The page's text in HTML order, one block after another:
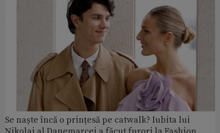
Se naște încă o prințesă pe catwalk? Iubita lui